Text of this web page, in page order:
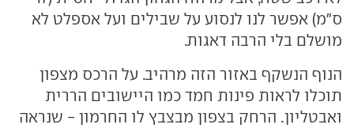
ס"מ) אפשר לנו לנסוע על שבילים ועל אספלט לא
מושלם בלי הרבה דאגות.
הנוף הנשקף באזור הזה מרהיב. על הרכס מצפון
תוכלו לראות פינות חמד כמו היישובים הררית
ואבטליון. הרחק בצפון מבצבץ לו החרמון - שנראה